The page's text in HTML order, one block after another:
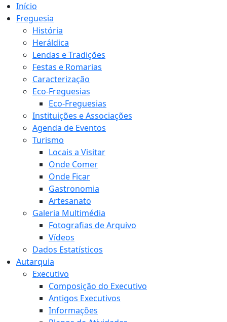
Início
Freguesia
História
Heráldica
Lendas e Tradições
Festas e Romarias
Caracterização
Eco-Freguesias
Eco-Freguesias
Instituições e Associações
Agenda de Eventos
Turismo
Locais a Visitar
Onde Comer
Onde Ficar
Gastronomia
Artesanato
Galeria Multimédia
Fotografias de Arquivo
Vídeos
Dados Estatísticos
Autarquia
Executivo
Composição do Executivo
Antigos Executivos
Informações